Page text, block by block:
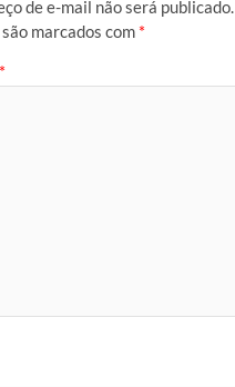
de e-mail não será publicado.
marcados com *
*